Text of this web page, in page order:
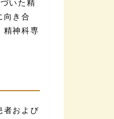
いた精
向き合
精神科専
者および